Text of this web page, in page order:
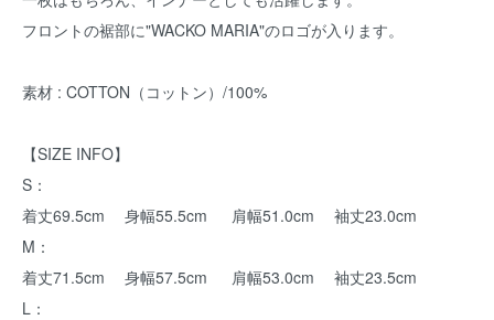
フロントの裾部に"WACKO MARIA"のロゴが入ります。
素材 : COTTON（コットン）/100%
【SIZE INFO】
S：
着丈69.5cm 身幅55.5cm 肩幅51.0cm 袖丈23.0cm
M：
着丈71.5cm 身幅57.5cm 肩幅53.0cm 袖丈23.5cm
L：